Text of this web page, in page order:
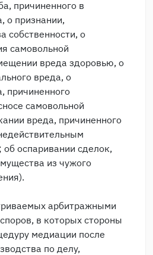
причиненного в
о признании,
собственности, о
самовольной
вреда здоровью, о
вреда, о
причиненного
самовольной
вреда, причиненного
оспаривании сделок,
из чужого
арбитражными
в которых стороны
медиации после
по делу,